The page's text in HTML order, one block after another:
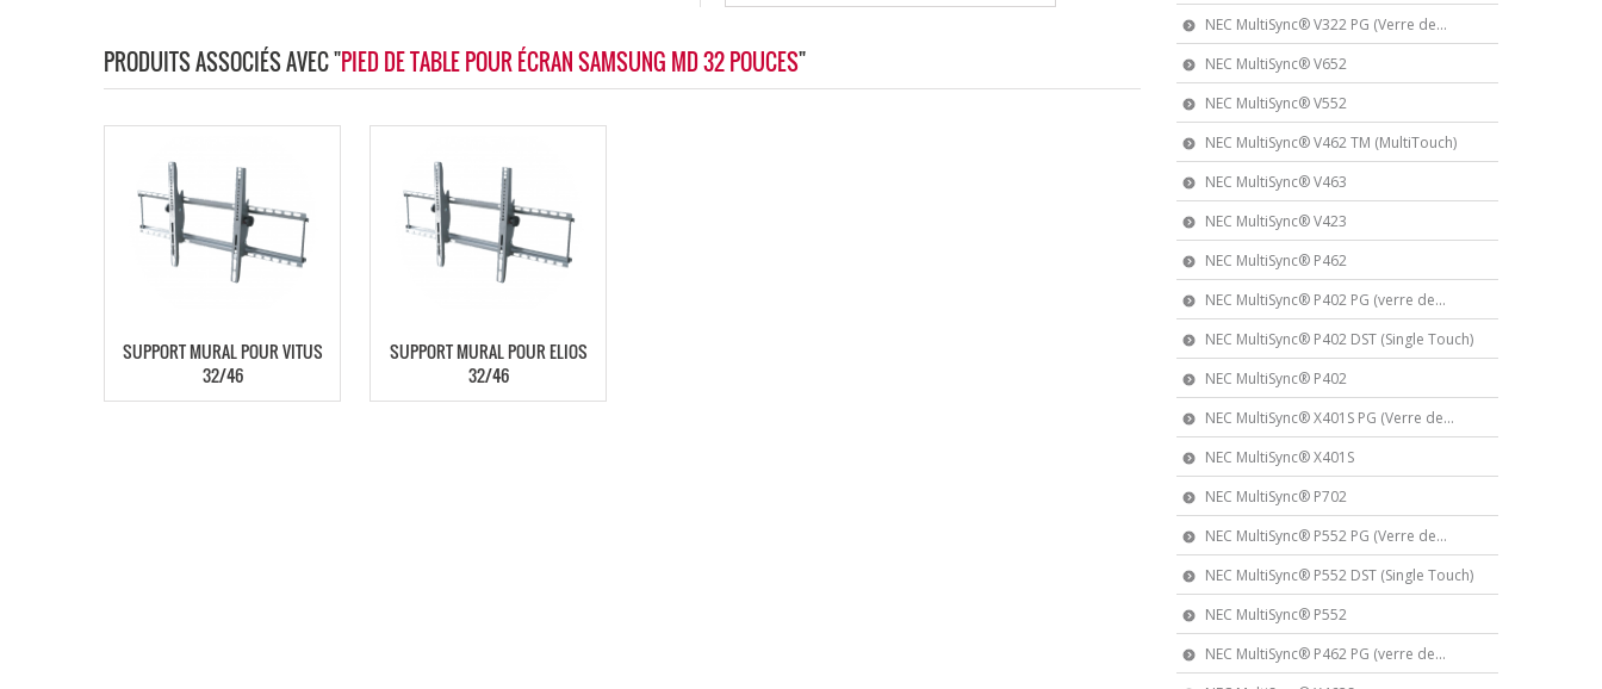
NEC MultiSync® V322 PG (Verre de...
NEC MultiSync® V652
NEC MultiSync® V552
NEC MultiSync® V462 TM (MultiTouch)
NEC MultiSync® V463
NEC MultiSync® V423
NEC MultiSync® P462
NEC MultiSync® P402 PG (verre de...
NEC MultiSync® P402 DST (Single Touch)
NEC MultiSync® P402
NEC MultiSync® X401S PG (Verre de...
NEC MultiSync® X401S
NEC MultiSync® P702
NEC MultiSync® P552 PG (Verre de...
NEC MultiSync® P552 DST (Single Touch)
NEC MultiSync® P552
NEC MultiSync® P462 PG (verre de...
PRODUITS ASSOCIÉS AVEC "PIED DE TABLE POUR ÉCRAN SAMSUNG MD 32 POUCES"
SUPPORT MURAL POUR VITUS
32/46
SUPPORT MURAL POUR ELIOS
32/46